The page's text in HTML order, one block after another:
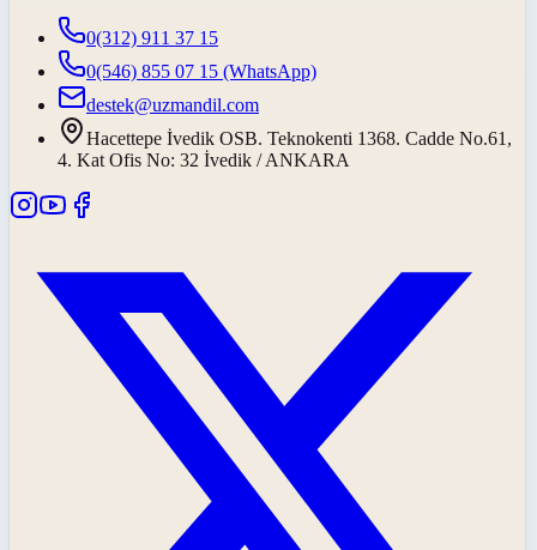
0(312) 911 37 15
0(546) 855 07 15 (WhatsApp)
destek@uzmandil.com
Hacettepe İvedik OSB. Teknokenti 1368. Cadde No.61,
4. Kat Ofis No: 32 İvedik / ANKARA